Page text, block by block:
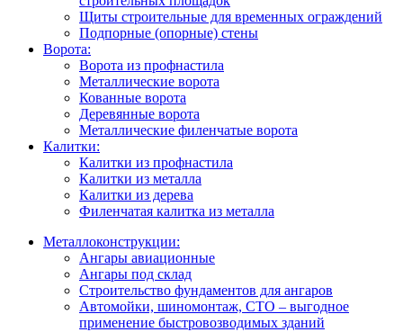
Щиты строительные для временных ограждений
Подпорные (опорные) стены
Ворота:
Ворота из профнастила
Металлические ворота
Кованные ворота
Деревянные ворота
Металлические филенчатые ворота
Калитки:
Калитки из профнастила
Калитки из металла
Калитки из дерева
Филенчатая калитка из металла
Металлоконструкции:
Ангары авиационные
Ангары под склад
Строительство фундаментов для ангаров
Автомойки, шиномонтаж, СТО – выгодное
применение быстровозводимых зданий